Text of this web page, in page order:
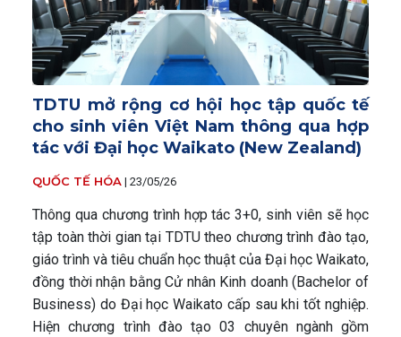
TDTU mở rộng cơ hội học tập quốc tế
cho sinh viên Việt Nam thông qua hợp
tác với Đại học Waikato (New Zealand)
QUỐC TẾ HÓA | 23/05/26
Thông qua chương trình hợp tác 3+0, sinh viên sẽ học
tập toàn thời gian tại TDTU theo chương trình đào tạo,
giáo trình và tiêu chuẩn học thuật của Đại học Waikato,
đồng thời nhận bằng Cử nhân Kinh doanh (Bachelor of
Business) do Đại học Waikato cấp sau khi tốt nghiệp.
Hiện chương trình đào tạo 03 chuyên ngành gồm